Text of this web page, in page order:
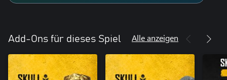
Add-Ons für dieses Spiel Alle anzeigen